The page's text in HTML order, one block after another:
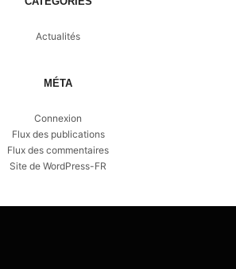
Actualités
MÉTA
Connexion
Flux des publications
Flux des commentaires
Site de WordPress-FR